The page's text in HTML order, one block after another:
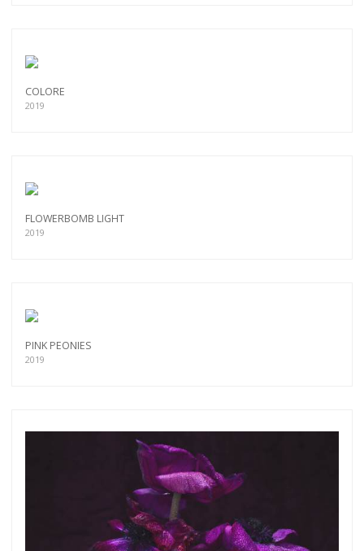
COLORE
2019
FLOWERBOMB LIGHT
2019
PINK PEONIES
2019